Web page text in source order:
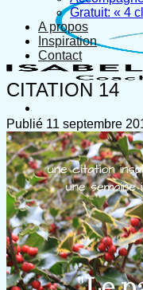
Gratuit: « 4
A propos
Inspiration
Contact
CITATION 14
Publié 11 septembre